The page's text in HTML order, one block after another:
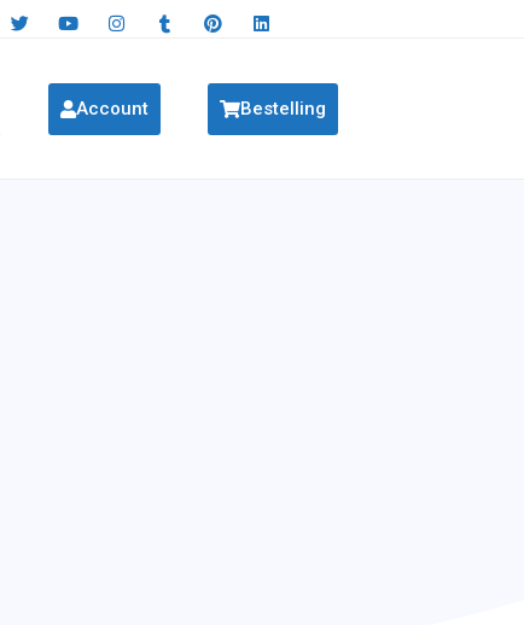
Account Bestelling